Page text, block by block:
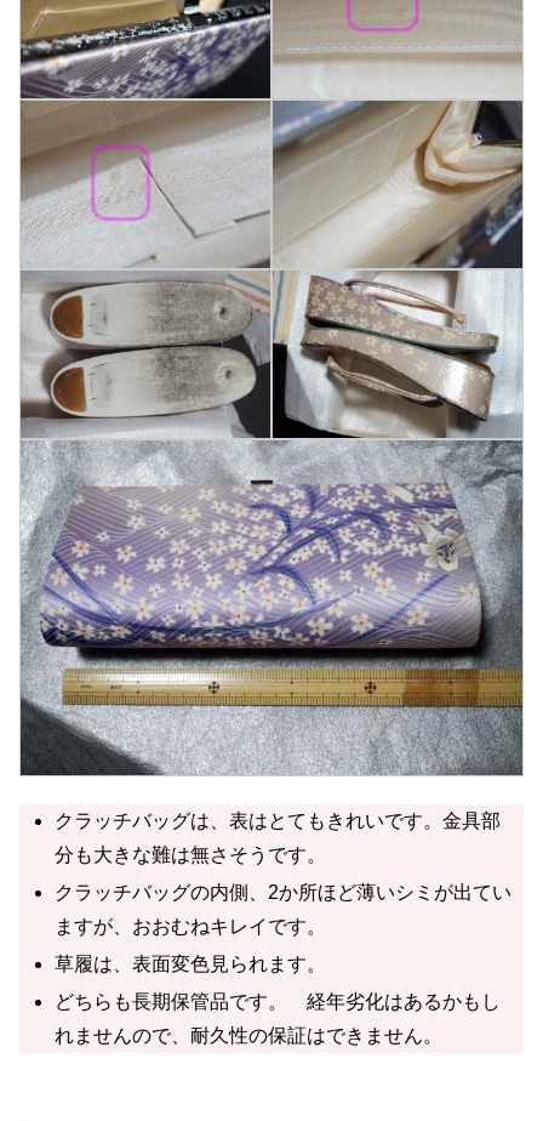
クラッチバッグは、表はとてもきれいです。金具部
分も大きな難は無さそうです。
クラッチバッグの内側、2か所ほど薄いシミが出てい
ますが、おおむねキレイです。
草履は、表面変色見られます。
どちらも長期保管品です。 経年劣化はあるかもし
れませんので、耐久性の保証はできません。